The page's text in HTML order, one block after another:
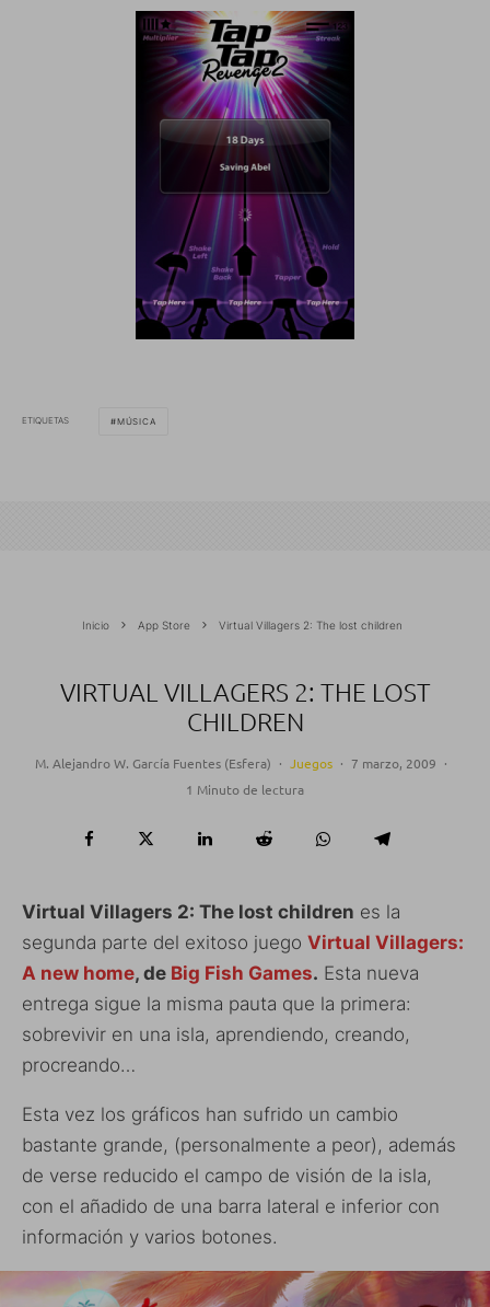
ETIQUETAS MÚSICA
Inicio App Store Virtual Villagers 2: The lost children
VIRTUAL VILLAGERS 2: THE LOST
CHILDREN
M. Alejandro W. García Fuentes (Esfera) · Juegos · 7 marzo, 2009 ·
1 Minuto de lectura
Virtual Villagers 2: The lost children es la
segunda parte del exitoso juego Virtual Villagers:
A new home, de Big Fish Games. Esta nueva
entrega sigue la misma pauta que la primera:
sobrevivir en una isla, aprendiendo, creando,
procreando…
Esta vez los gráficos han sufrido un cambio
bastante grande, (personalmente a peor), además
de verse reducido el campo de visión de la isla,
con el añadido de una barra lateral e inferior con
información y varios botones.